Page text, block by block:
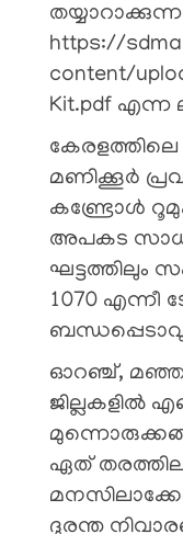
https://
content/
Kit.pdf എന്ന
കേരളത്തിലെ
മണിക്കൂർ
കണ്ട്രോൾ
അപകട
ഘട്ടത്തിലും
1070 എന്നീ
ഓറഞ്ച്, മഞ്ഞ
ജില്ലകളിൽ
ഏത്
ദുരന്ത